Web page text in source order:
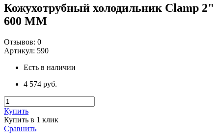
Кожухотрубный холодильник Clamp 2"
600 ММ
Отзывов: 0
Артикул: 590
Есть в наличии
4 574 руб.
Купить
Купить в 1 клик
Сравнить